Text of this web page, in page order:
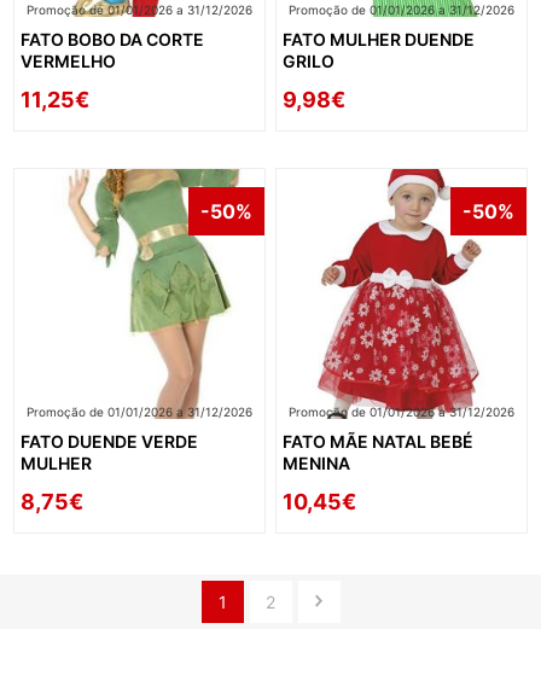
Promoção de 01/01/2026 a 31/12/2026
FATO BOBO DA CORTE
VERMELHO
11,25€
Promoção de 01/01/2026 a 31/12/2026
FATO MULHER DUENDE
GRILO
9,98€
-50%
Promoção de 01/01/2026 a 31/12/2026
FATO DUENDE VERDE
MULHER
8,75€
-50%
Promoção de 01/01/2026 a 31/12/2026
FATO MÃE NATAL BEBÉ
MENINA
10,45€
1 2